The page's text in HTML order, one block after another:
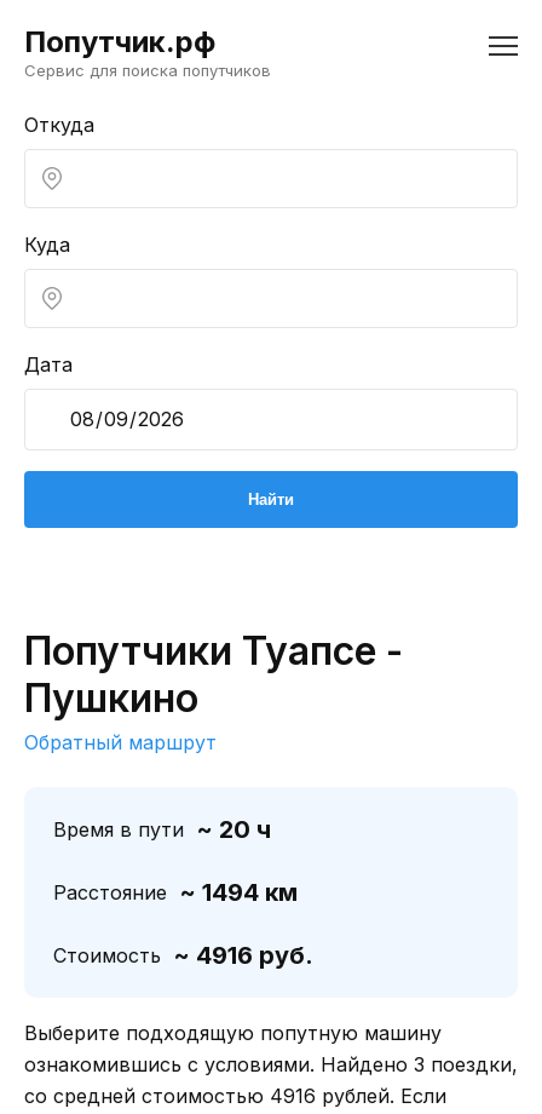
Попутчик.рф
Сервис для поиска попутчиков
Откуда
Куда
Дата
Попутчики Туапсе -
Пушкино
Обратный маршрут
Время в пути ~ 20 ч
Расстояние ~ 1494 км
Стоимость ~ 4916 руб.
Выберите подходящую попутную машину
ознакомившись с условиями. Найдено 3 поездки,
со средней стоимостью 4916 рублей. Если